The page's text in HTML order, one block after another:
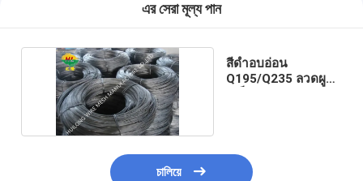
এর সেরা মূল্য পান
สีดำอบอ่อน
Q195/Q235 ลวดผูก
চালিয়ে